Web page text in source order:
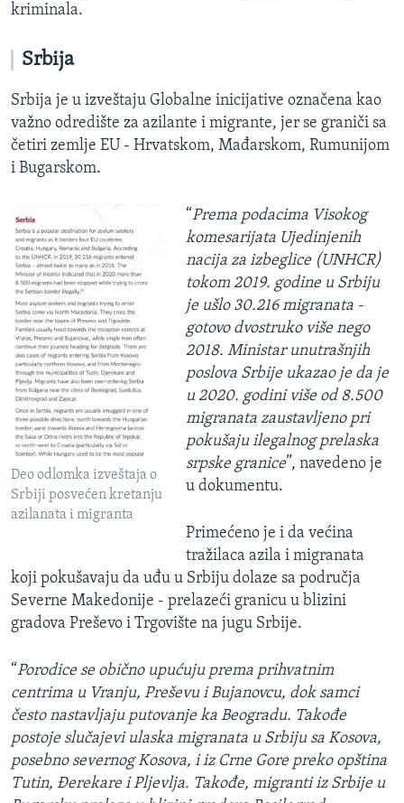
kriminala.
Srbija
Srbija je u izveštaju Globalne inicijative označena kao
važno odredište za azilante i migrante, jer se graniči sa
četiri zemlje EU - Hrvatskom, Mađarskom, Rumunijom
i Bugarskom.
Deo odlomka izveštaja o
Srbiji posvećen kretanju
azilanata i migranta
“Prema podacima Visokog
komesarijata Ujedinjenih
nacija za izbeglice (UNHCR)
tokom 2019. godine u Srbiju
je ušlo 30.216 migranata -
gotovo dvostruko više nego
2018. Ministar unutrašnjih
poslova Srbije ukazao je da je
u 2020. godini više od 8.500
migranata zaustavljeno pri
pokušaju ilegalnog prelaska
srpske granice”, navedeno je
u dokumentu.
Primećeno je i da većina
tražilaca azila i migranata
koji pokušavaju da uđu u Srbiju dolaze sa područja
Severne Makedonije - prelazeći granicu u blizini
gradova Preševo i Trgovište na jugu Srbije.
“Porodice se obično upućuju prema prihvatnim
centrima u Vranju, Preševu i Bujanovcu, dok samci
često nastavljaju putovanje ka Beogradu. Takođe
postoje slučajevi ulaska migranata u Srbiju sa Kosova,
posebno severnog Kosova, i iz Crne Gore preko opština
Tutin, Đerekare i Pljevlja. Takođe, migranti iz Srbije u